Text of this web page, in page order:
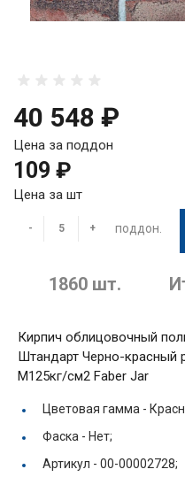
40 548 ₽
Цена за поддон
109 ₽
Цена за шт
- + поддон.
1860 шт.
Кирпич облицовочный
Штандарт Черно-красный
М125кг/см2 Faber Jar
Цветовая гамма -
Фаска - Нет;
Артикул - 00-00002728;